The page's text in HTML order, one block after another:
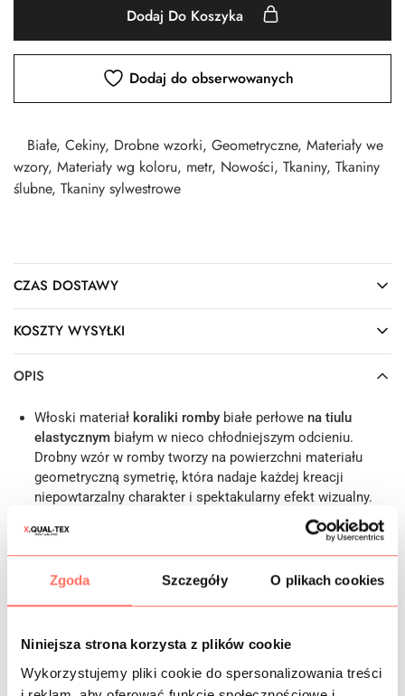
Zgoda Szczegóły O plikach cookies
Niniejsza strona korzysta z plików cookie
Wykorzystujemy pliki cookie do spersonalizowania treści
Dodaj Do Koszyka
Dodaj do obserwowanych
Białe, Cekiny, Drobne wzorki, Geometryczne, Materiały we
wzory, Materiały wg koloru, metr, Nowości, Tkaniny, Tkaniny
ślubne, Tkaniny sylwestrowe
CZAS DOSTAWY
KOSZTY WYSYŁKI
OPIS
Włoski materiał koraliki rombybiałe perłowe na tiulu
elastycznymbiałym w nieco chłodniejszym odcieniu.
Drobny wzór w romby tworzy na powierzchni materiału
geometryczną symetrię, która nadaje każdej kreacji
niepowtarzalny charakter i spektakularny efekt wizualny.
Białe koraliki okrągłe, srebrzyste rurki i cekiny tworzą
połyskliwą aplikację, która pięknie odbija światło przy
każdym ruchu. Na gotowej kreacji kompozycja ta
prezentuje się niezwykle luksusowo.
rozciągliwej siatce. Elastyczny biały tiul doskonale
dopasowuje się do sylwetki, dzięki czemu zapewnia
wyjątkowy komfort noszenia. Należy zwrócić uwagę, że ten